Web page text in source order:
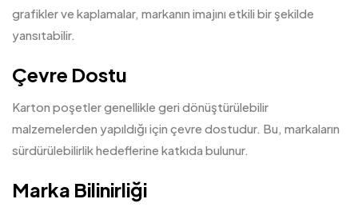
grafikler ve kaplamalar, markanın imajını etkili bir şekilde
yansıtabilir.
Çevre Dostu
Karton poşetler genellikle geri dönüştürülebilir
malzemelerden yapıldığı için çevre dostudur. Bu, markaların
sürdürülebilirlik hedeflerine katkıda bulunur.
Marka Bilinirliği